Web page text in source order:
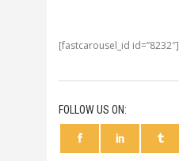
[fastcarousel_id id=”8232″]
FOLLOW US ON: